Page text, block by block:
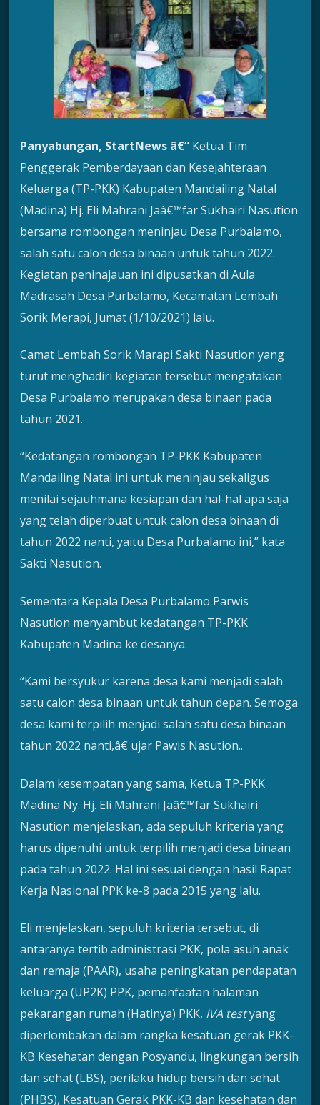
Panyabungan, StartNews â€“ Ketua Tim
Penggerak Pemberdayaan dan Kesejahteraan
Keluarga (TP-PKK) Kabupaten Mandailing Natal
(Madina) Hj. Eli Mahrani Jaâ€™far Sukhairi Nasution
bersama rombongan meninjau Desa Purbalamo,
salah satu calon desa binaan untuk tahun 2022.
Kegiatan peninajauan ini dipusatkan di Aula
Madrasah Desa Purbalamo, Kecamatan Lembah
Sorik Merapi, Jumat (1/10/2021) lalu.
Camat Lembah Sorik Marapi Sakti Nasution yang
turut menghadiri kegiatan tersebut mengatakan
Desa Purbalamo merupakan desa binaan pada
tahun 2021.
“Kedatangan rombongan TP-PKK Kabupaten
Mandailing Natal ini untuk meninjau sekaligus
menilai sejauhmana kesiapan dan hal-hal apa saja
yang telah diperbuat untuk calon desa binaan di
tahun 2022 nanti, yaitu Desa Purbalamo ini,” kata
Sakti Nasution.
Sementara Kepala Desa Purbalamo Parwis
Nasution menyambut kedatangan TP-PKK
Kabupaten Madina ke desanya.
“Kami bersyukur karena desa kami menjadi salah
satu calon desa binaan untuk tahun depan. Semoga
desa kami terpilih menjadi salah satu desa binaan
tahun 2022 nanti,â€ ujar Pawis Nasution..
Dalam kesempatan yang sama, Ketua TP-PKK
Madina Ny. Hj. Eli Mahrani Jaâ€™far Sukhairi
Nasution menjelaskan, ada sepuluh kriteria yang
harus dipenuhi untuk terpilih menjadi desa binaan
pada tahun 2022. Hal ini sesuai dengan hasil Rapat
Kerja Nasional PPK ke-8 pada 2015 yang lalu.
Eli menjelaskan, sepuluh kriteria tersebut, di
antaranya tertib administrasi PKK, pola asuh anak
dan remaja (PAAR), usaha peningkatan pendapatan
keluarga (UP2K) PPK, pemanfaatan halaman
pekarangan rumah (Hatinya) PKK, IVA testyang
diperlombakan dalam rangka kesatuan gerak PKK-
KB Kesehatan dengan Posyandu, lingkungan bersih
dan sehat (LBS), perilaku hidup bersih dan sehat
(PHBS), Kesatuan Gerak PKK-KB dan kesehatan dan